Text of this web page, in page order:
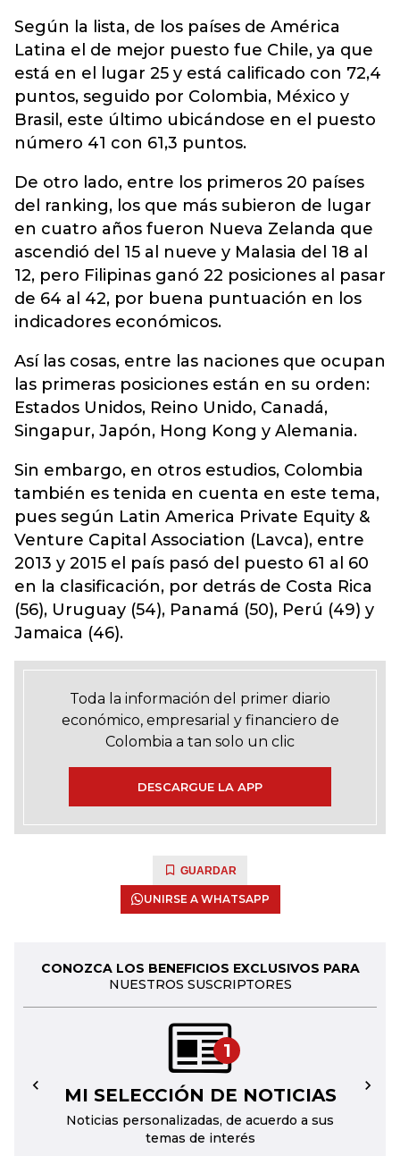
Según la lista, de los países de América
Latina el de mejor puesto fue Chile, ya que
está en el lugar 25 y está calificado con 72,4
puntos, seguido por Colombia, México y
Brasil, este último ubicándose en el puesto
número 41 con 61,3 puntos.
De otro lado, entre los primeros 20 países
del ranking, los que más subieron de lugar
en cuatro años fueron Nueva Zelanda que
ascendió del 15 al nueve y Malasia del 18 al
12, pero Filipinas ganó 22 posiciones al pasar
de 64 al 42, por buena puntuación en los
indicadores económicos.
Así las cosas, entre las naciones que ocupan
las primeras posiciones están en su orden:
Estados Unidos, Reino Unido, Canadá,
Singapur, Japón, Hong Kong y Alemania.
Sin embargo, en otros estudios, Colombia
también es tenida en cuenta en este tema,
pues según Latin America Private Equity &
Venture Capital Association (Lavca), entre
2013 y 2015 el país pasó del puesto 61 al 60
en la clasificación, por detrás de Costa Rica
(56), Uruguay (54), Panamá (50), Perú (49) y
Jamaica (46).
Toda la información del primer diario
económico, empresarial y financiero de
Colombia a tan solo un clic
DESCARGUE LA APP
GUARDAR
UNIRSE A WHATSAPP
CONOZCA LOS BENEFICIOS EXCLUSIVOS PARA
NUESTROS SUSCRIPTORES
1
MI SELECCIÓN DE NOTICIAS
Noticias personalizadas, de acuerdo a sus
temas de interés
← →